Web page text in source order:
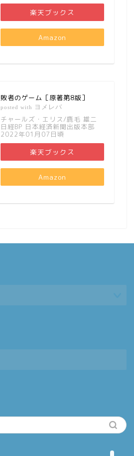
楽天ブックス
Amazon
敗者のゲーム［原著第8版］
posted with ヨメレバ
チャールズ・エリス/鹿毛 雄二
日経BP 日本経済新聞出版本部
2022年01月07日頃
楽天ブックス
Amazon